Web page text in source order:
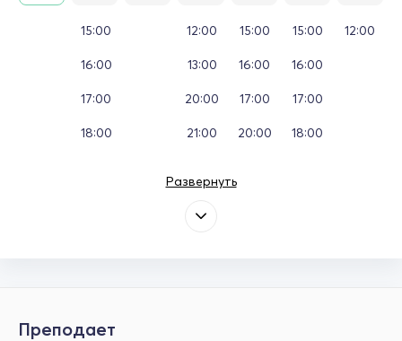
15:00
16:00
17:00
18:00
12:00
13:00
20:00
21:00
15:00
16:00
17:00
20:00
15:00
16:00
17:00
18:00
12:00
Развернуть
Преподает